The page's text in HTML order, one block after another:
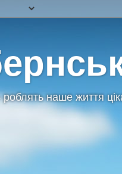
наше життя